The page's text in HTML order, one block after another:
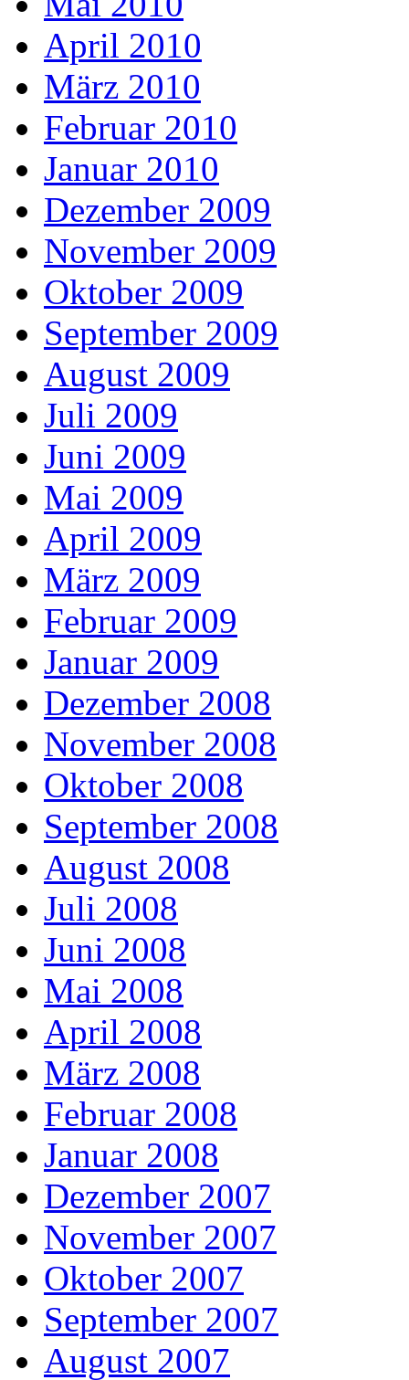
April 2010
März 2010
Februar 2010
Januar 2010
Dezember 2009
November 2009
Oktober 2009
September 2009
August 2009
Juli 2009
Juni 2009
Mai 2009
April 2009
März 2009
Februar 2009
Januar 2009
Dezember 2008
November 2008
Oktober 2008
September 2008
August 2008
Juli 2008
Juni 2008
Mai 2008
April 2008
März 2008
Februar 2008
Januar 2008
Dezember 2007
November 2007
Oktober 2007
September 2007
August 2007